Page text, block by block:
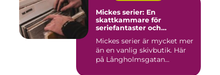
Mickes serier: En
skattkammare för
seriefantaster och
Mickes serier är mycket mer
än en vanlig skivbutik. Här
på Långholmsgatan...